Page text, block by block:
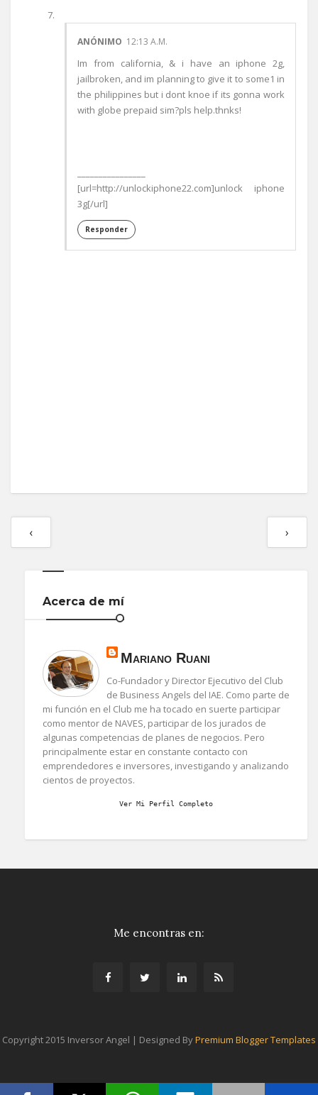
ANÓNIMO 12:13 A.M.
Im from california, & i have an iphone 2g,
jailbroken, and im planning to give it to some1 in
the philippines but i dont knoe if its gonna work
with globe prepaid sim?pls help.thnks!
[url=http://unlockiphone22.com]unlock iphone
3g[/url]
Responder
‹ ›
Acerca de mí
Mariano Ruani
Co-Fundador y Director Ejecutivo del Club
de Business Angels del IAE. Como parte de
mi función en el Club me ha tocado en suerte participar
como mentor de NAVES, participar de los jurados de
algunas competencias de planes de negocios. Pero
principalmente estar en constante contacto con
emprendedores e inversores, investigando y analizando
cientos de proyectos.
Ver Mi Perfil Completo
Me encontras en:
Copyright 2015 Inversor Angel | Designed ByPremium Blogger Templates